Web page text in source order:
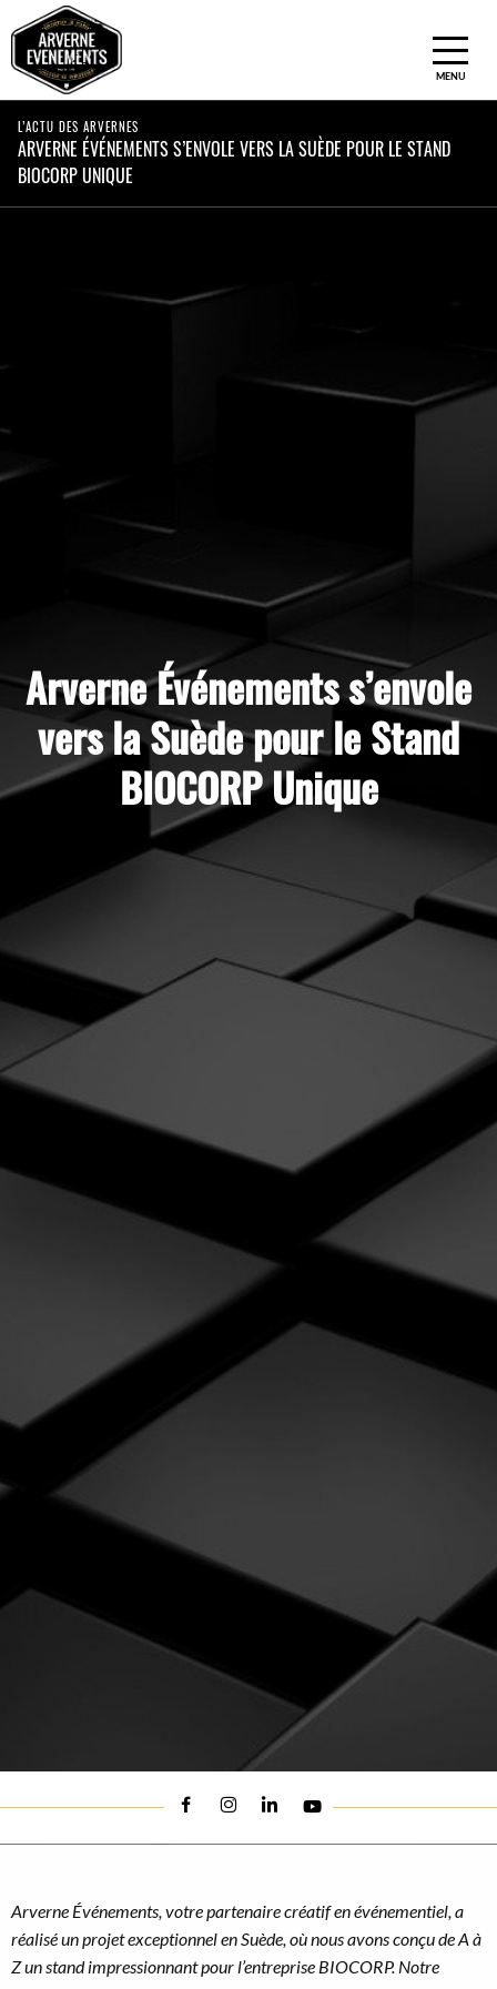
ACCUEIL
NOS ACTIVITÉS
NOS EQUIPES
L’ACTU DES ARVERNES
ARVERNE ÉVÉNEMENTS S’ENVOLE VERS LA SUÈDE POUR LE STAND
BIOCORP UNIQUE
Arverne Événements s’envole
vers la Suède pour le Stand
BIOCORP Unique
Arverne Événements, votre partenaire créatif en événementiel, a
réalisé un projet exceptionnel en Suède, où nous avons conçu de A à
Z un stand impressionnant pour l’entreprise BIOCORP. Notre